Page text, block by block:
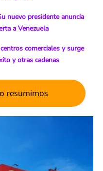
nuevo presidente anuncia
a Venezuela
comerciales y surge
y otras cadenas
resumimos